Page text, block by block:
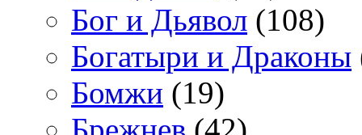
Бог и Дьявол (108)
Богатыри и Драконы
Бомжи (19)